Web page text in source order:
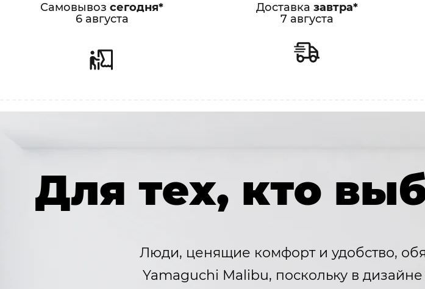
Самовывоз сегодня*
6 августа
Доставказавтра*
7 августа
Для тех, кто
Люди, ценящие комфорт и удобство,
Yamaguchi Malibu, поскольку в